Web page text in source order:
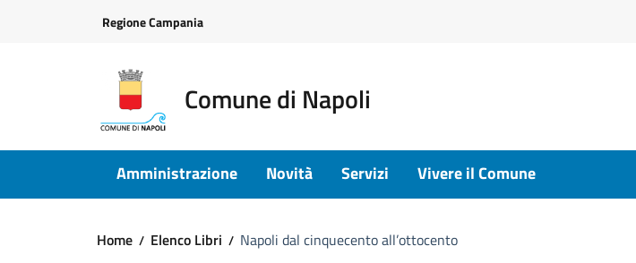
Regione Campania
Comune di Napoli
Amministrazione Novità Servizi Vivere il Comune
Home Elenco Libri Napoli dal cinquecento all’ottocento